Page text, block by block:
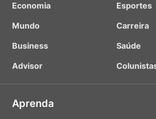
Economia
Mundo
Business
Advisor
Esportes
Carreira
Saúde
Aprenda